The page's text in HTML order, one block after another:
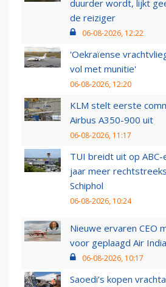
duurder wordt, lijkt
de reiziger
06-08-2026, 12:22
'Oekraïense
vol met munitie'
06-08-2026, 12:20
KLM stelt eerste
Airbus A350-900 uit
06-08-2026, 11:17
TUI breidt uit op ABC-
jaar meer
Schiphol
06-08-2026, 10:24
Nieuwe ervaren CEO
voor geplaagd Air India
06-08-2026, 10:17
Saoedi’s kopen